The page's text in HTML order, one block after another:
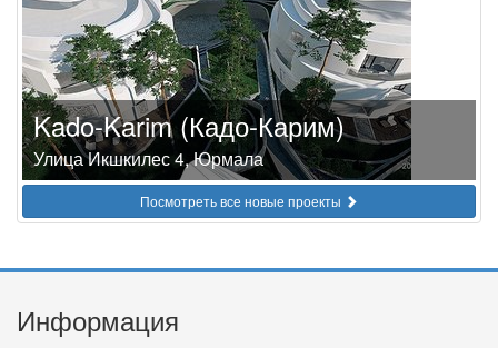
Kado-Karim (Кадо-Карим)
Улица Икшкилес 4, Юрмала
Посмотреть все новые проекты
Информация